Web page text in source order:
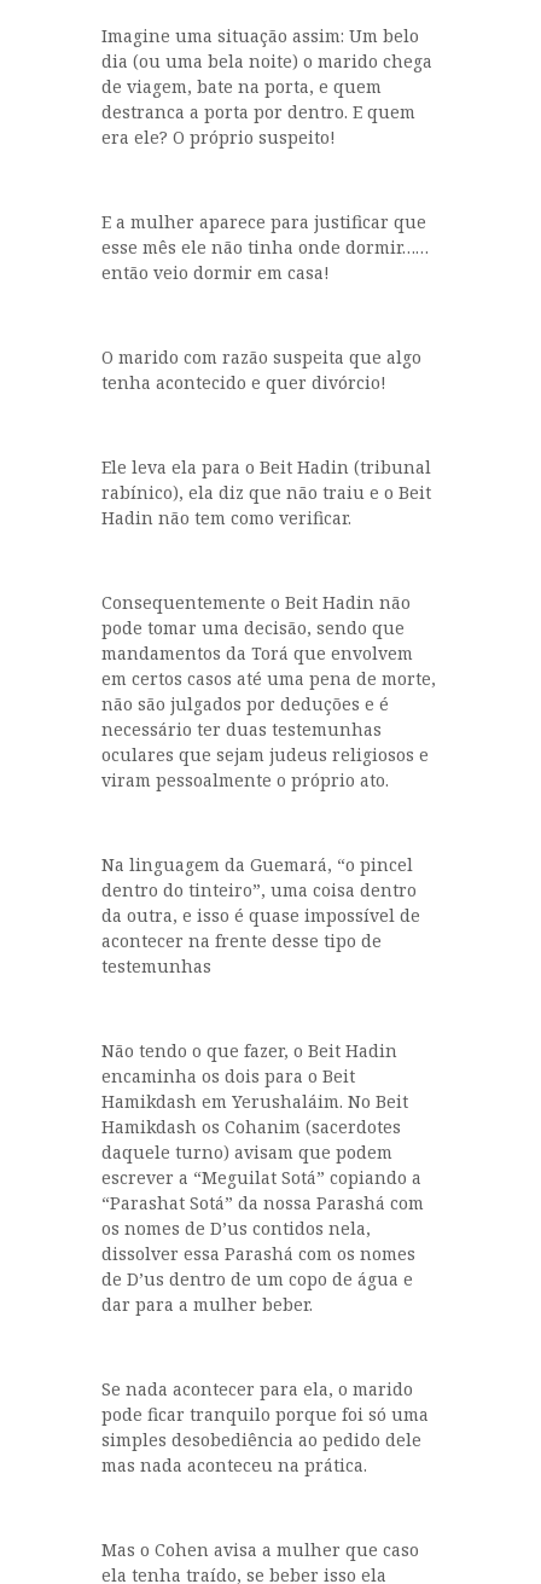
Imagine uma situação assim: Um belo
dia (ou uma bela noite) o marido chega
de viagem, bate na porta, e quem
destranca a porta por dentro. E quem
era ele? O próprio suspeito!
E a mulher aparece para justificar que
esse mês ele não tinha onde dormir……
então veio dormir em casa!
O marido com razão suspeita que algo
tenha acontecido e quer divórcio!
Ele leva ela para o Beit Hadin (tribunal
rabínico), ela diz que não traiu e o Beit
Hadin não tem como verificar.
Consequentemente o Beit Hadin não
pode tomar uma decisão, sendo que
mandamentos da Torá que envolvem
em certos casos até uma pena de morte,
não são julgados por deduções e é
necessário ter duas testemunhas
oculares que sejam judeus religiosos e
viram pessoalmente o próprio ato.
Na linguagem da Guemará, “o pincel
dentro do tinteiro”, uma coisa dentro
da outra, e isso é quase impossível de
acontecer na frente desse tipo de
testemunhas
Não tendo o que fazer, o Beit Hadin
encaminha os dois para o Beit
Hamikdash em Yerushaláim. No Beit
Hamikdash os Cohanim (sacerdotes
daquele turno) avisam que podem
escrever a “Meguilat Sotá” copiando a
“Parashat Sotá” da nossa Parashá com
os nomes de D’us contidos nela,
dissolver essa Parashá com os nomes
de D’us dentro de um copo de água e
dar para a mulher beber.
Se nada acontecer para ela, o marido
pode ficar tranquilo porque foi só uma
simples desobediência ao pedido dele
mas nada aconteceu na prática.
Mas o Cohen avisa a mulher que caso
ela tenha traído, se beber isso ela